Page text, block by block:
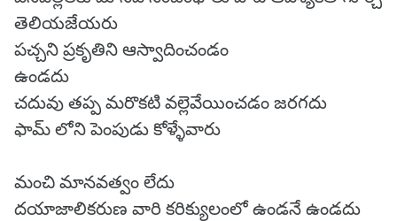
తెలియజేయరు
పచ్చని ప్రకృతిని ఆస్వాదించండం
ఉండదు
చదువు తప్ప మరొకటి వల్లెవేయించడం జరగదు
ఫామ్ లోని పెంపుడు కోళ్ళేవారు
మంచి మానవత్వం లేదు
దయాజాలికరుణ వారి కరిక్యులంలో ఉండనే ఉండదు